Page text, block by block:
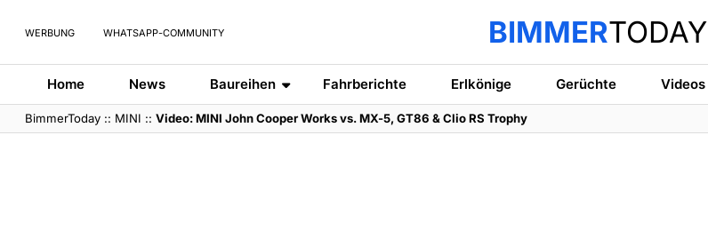
WERBUNG WHATSAPP-COMMUNITY BIMMERTODAY
Home News Baureihen Fahrberichte Erlkönige Gerüchte Videos
BimmerToday :: MINI ::Video: MINI John Cooper Works vs. MX-5, GT86 & Clio RS Trophy